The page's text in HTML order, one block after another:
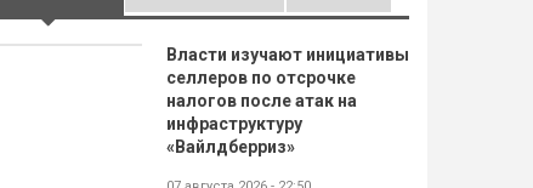
Власти изучают инициативы
селлеров по отсрочке
налогов после атак на
инфраструктуру
«Вайлдберриз»